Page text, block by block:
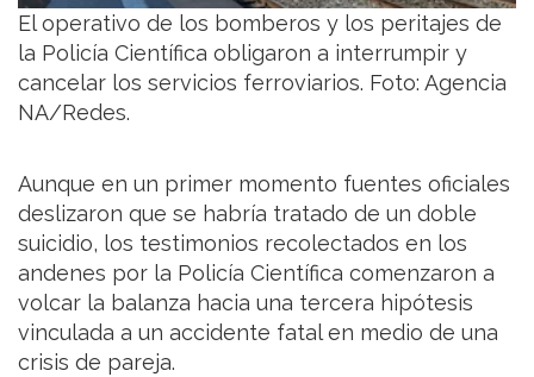
El operativo de los bomberos y los peritajes de
la Policía Científica obligaron a interrumpir y
cancelar los servicios ferroviarios. Foto: Agencia
NA/Redes.
Aunque en un primer momento fuentes oficiales
deslizaron que se habría tratado de un doble
suicidio, los testimonios recolectados en los
andenes por la Policía Científica comenzaron a
volcar la balanza hacia una tercera hipótesis
vinculada a un accidente fatal en medio de una
crisis de pareja.